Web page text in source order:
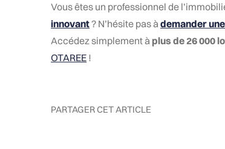
Vous êtes un professionnel de
innovant? N’hésite pas àdemander
Accédez simplement àplus de 26 000
OTAREE !
PARTAGER CET ARTICLE